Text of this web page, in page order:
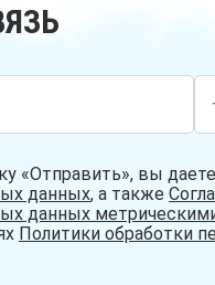
«Отправить», вы даете
данных, а также
данных
Политики обработки